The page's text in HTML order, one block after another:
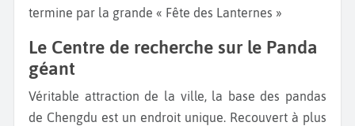
termine par la grande « Fête des Lanternes »
Le Centre de recherche sur le Panda
géant
Véritable attraction de la ville, la base des pandas
de Chengdu est un endroit unique. Recouvert à plus